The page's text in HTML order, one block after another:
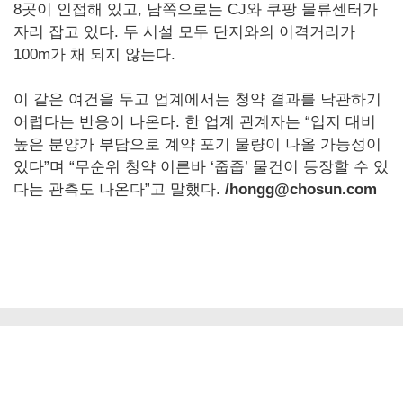
8곳이 인접해 있고, 남쪽으로는 CJ와 쿠팡 물류센터가
자리 잡고 있다. 두 시설 모두 단지와의 이격거리가
100m가 채 되지 않는다.
이 같은 여건을 두고 업계에서는 청약 결과를 낙관하기
어렵다는 반응이 나온다. 한 업계 관계자는 “입지 대비
높은 분양가 부담으로 계약 포기 물량이 나올 가능성이
있다”며 “무순위 청약 이른바 ‘줍줍’ 물건이 등장할 수 있
다는 관측도 나온다”고 말했다. /hongg@chosun.com